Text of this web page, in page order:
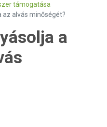
támogatása
az alvás minőségét?
a